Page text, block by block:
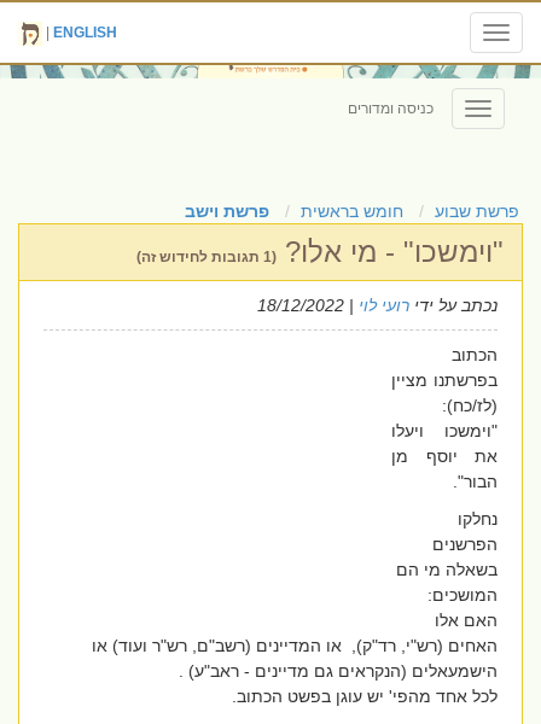
Toggle
navigation
ENGLISH
Toggle
navigation
כניסה ומדורים
פרשת שבוע חומש בראשית פרשת וישב
"וימשכו" - מי אלו? (1 תגובות לחידוש זה)
נכתב על ידי רועי לוי | 18/12/2022
הכתוב
בפרשתנו מציין
(לז/כח):
"וימשכו ויעלו
את יוסף מן
הבור".
נחלקו
הפרשנים
בשאלה מי הם
המושכים:
האם אלו
האחים (רש"י, רד"ק), או המדיינים (רשב"ם, רש"ר ועוד) או
הישמעאלים (הנקראים גם מדיינים - ראב"ע) .
לכל אחד מהפי' יש עוגן בפשט הכתוב.